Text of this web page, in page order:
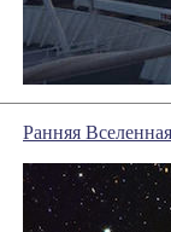
Ранняя